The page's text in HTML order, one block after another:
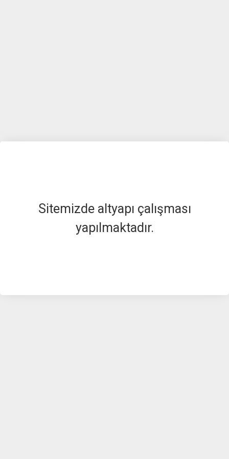
Sitemizde altyapı çalışması
yapılmaktadır.